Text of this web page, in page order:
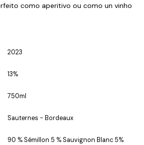
como aperitivo ou como un vinho
2023
13%
750ml
Sauternes - Bordeaux
90 % Sémillon 5 % Sauvignon Blanc 5%